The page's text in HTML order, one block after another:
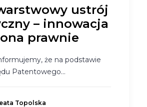
ustrój
– innowacja
prawnie
że na podstawie
Patentowego…
Topolska